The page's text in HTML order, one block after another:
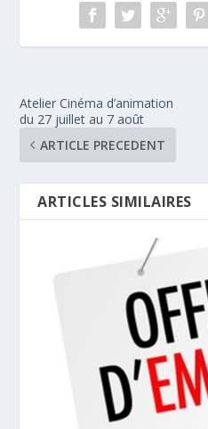
Atelier Cinéma d’animation
du 27 juillet au 7 août
ARTICLE PRECEDENT
ARTICLES SIMILAIRES